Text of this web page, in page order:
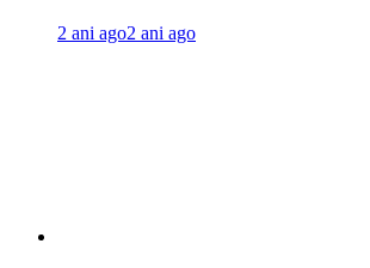
2 ani ago2 ani ago